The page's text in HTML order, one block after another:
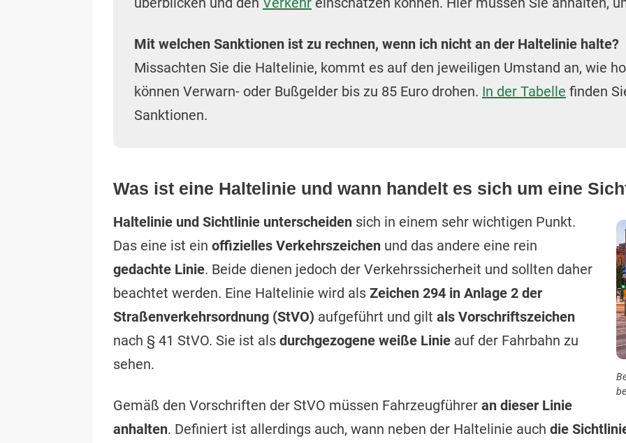
Mit welchen Sanktionen ist zu rechnen, wenn ich nicht an der Haltelinie halte?
Missachten Sie die Haltelinie, kommt es auf den jeweiligen Umstand an, wie
können Verwarn- oder Bußgelder bis zu 85 Euro drohen. In der Tabelle finden
Sanktionen.
Was ist eine Haltelinie und wann handelt es sich um eine
Haltelinie und Sichtlinie unterscheiden sich in einem sehr wichtigen Punkt.
Das eine ist ein offizielles Verkehrszeichen und das andere eine rein
gedachte Linie. Beide dienen jedoch der Verkehrssicherheit und sollten daher
beachtet werden. Eine Haltelinie wird als Zeichen 294 in Anlage 2 der
Straßenverkehrsordnung (StVO) aufgeführt und gilt als Vorschriftszeichen
nach § 41 StVO. Sie ist als durchgezogene weiße Linie auf der Fahrbahn zu
sehen.
Gemäß den Vorschriften der StVO müssen Fahrzeugführer an dieser Linie
anhalten. Definiert ist allerdings auch, wann neben der Haltelinie auch die